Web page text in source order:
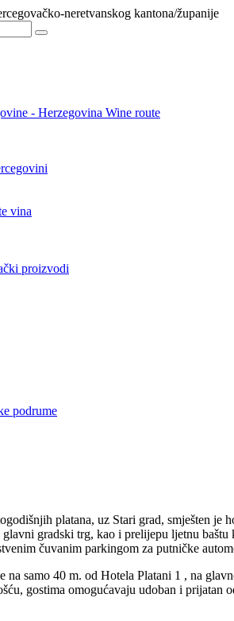
neretvanskog kantona/županije
vina
proizvodi
podrume
platana, uz Stari grad, smješten je
glavni gradski trg, kao i prelijepu ljetnu
čuvanim parkingom za putničke
na samo 40 m. od Hotela Platani 1 , na
gostima omogućavaju udoban i prijatan